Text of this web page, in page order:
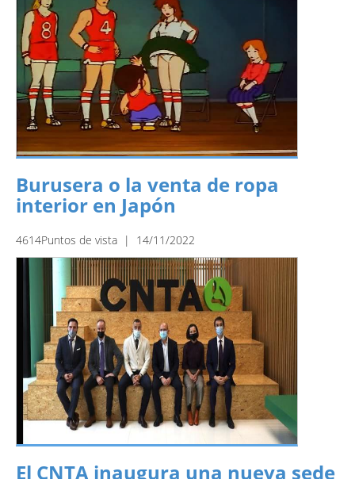
Burusera o la venta de ropa
interior en Japón
4614Puntos de vista | 14/11/2022
El CNTA inaugura una nueva sede